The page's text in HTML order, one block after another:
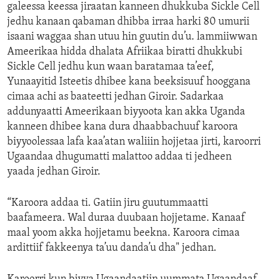
galeessa keessa jiraatan kanneen dhukkuba Sickle Cell
jedhu kanaan qabaman dhibba irraa harki 80 umurii
isaani waggaa shan utuu hin guutin du’u. lammiiwwan
Ameerikaa hidda dhalata Afriikaa biratti dhukkubi
Sickle Cell jedhu kun waan baratamaa ta’eef,
Yunaayitid Isteetis dhibee kana beeksisuuf hooggana
cimaa achi as baateetti jedhan Giroir. Sadarkaa
addunyaatti Ameerikaan biyyoota kan akka Uganda
kanneen dhibee kana dura dhaabbachuuf karoora
biyyoolessaa lafa kaa’atan waliiin hojjetaa jirti, karoorri
Ugaandaa dhugumatti malattoo addaa ti jedheen
yaada jedhan Giroir.
“Karoora addaa ti. Gatiin jiru guutummaatti
baafameera. Wal duraa duubaan hojjetame. Kanaaf
maal yoom akka hojjetamu beekna. Karoora cimaa
ardittiif fakkeenya ta’uu danda’u dha" jedhan.